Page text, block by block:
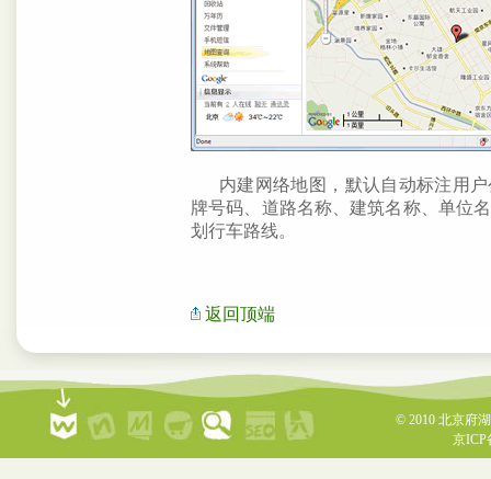
内建网络地图，默认自动标注用
牌号码、道路名称、建筑名称、单位
划行车路线。
返回顶端
© 2010 北京府
京ICP